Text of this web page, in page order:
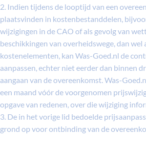
2. Indien tijdens de looptijd van een
plaatsvinden in kostenbestanddelen,
wijzigingen in de CAO of als gevolg van
beschikkingen van overheidswege, dan wel
kostenelementen, kan Was-Goed.nl de
aanpassen, echter niet eerder dan binnen
aangaan van de overeenkomst. Was-
een maand vóór de voorgenomen
opgave van redenen, over die wijziging
3. De in het vorige lid bedoelde
grond op voor ontbinding van de